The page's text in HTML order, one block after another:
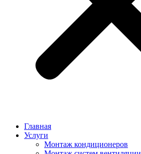
Главная
Услуги
Монтаж кондиционеров